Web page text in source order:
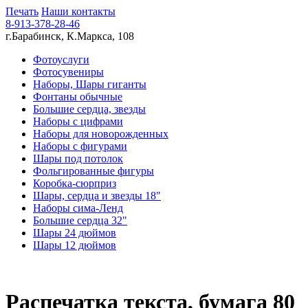
Печать Наши контакты
8-913-378-28-46
г.Барабинск, К.Маркса, 108
Фотоуслуги
Фотосувениры
Наборы, Шары гиганты
Фонтаны обычные
Большие сердца, звезды
Наборы с цифрами
Наборы для новорожденных
Наборы с фигурами
Шары под потолок
Фольгированные фигуры
Коробка-сюрприз
Шары, сердца и звезды 18"
Наборы сима-Ленд
Большие сердца 32"
Шары 24 дюймов
Шары 12 дюймов
Распечатка текста, бумага 80